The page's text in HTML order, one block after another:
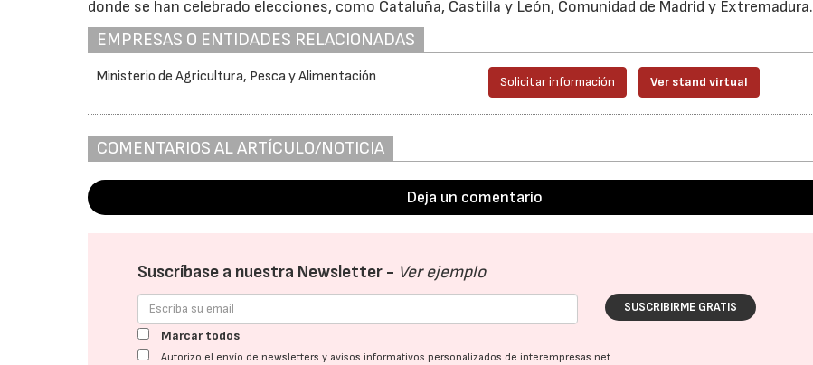
donde se han celebrado elecciones, como Cataluña, Castilla y León, Comunidad de Madrid y Extremadura.
EMPRESAS O ENTIDADES RELACIONADAS
Ministerio de Agricultura, Pesca y Alimentación Solicitar información Ver stand virtual
COMENTARIOS AL ARTÍCULO/NOTICIA
Deja un comentario
Suscríbase a nuestra Newsletter - Ver ejemplo
SUSCRIBIRME GRATIS
Marcar todos
Autorizo el envío de newsletters y avisos informativos personalizados de interempresas.net